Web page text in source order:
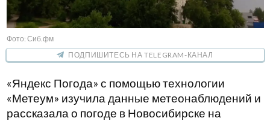
Фото: Сиб.фм
ПОДПИШИТЕСЬ НА TELEGRAM-КАНАЛ
«Яндекс Погода» с помощью технологии
«Метеум» изучила данные метеонаблюдений и
рассказала о погоде в Новосибирске на